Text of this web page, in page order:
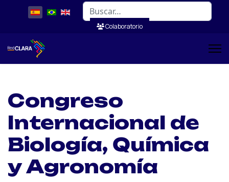
Buscar
Colaboratorio
Congreso
Internacional de
Biología, Química
y Agronomía